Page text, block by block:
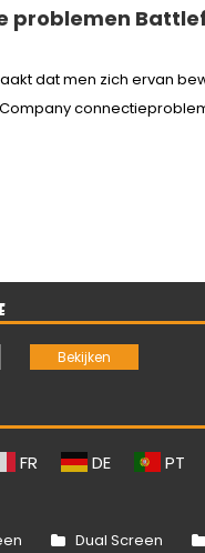
problemen
dat men zich ervan
FR DE PT
Dual Screen